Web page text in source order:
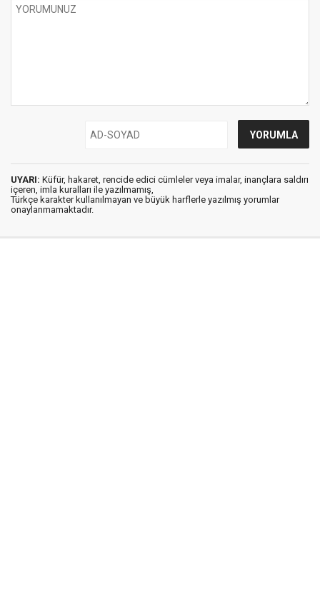
UYARI: Küfür, hakaret, rencide edici cümleler veya imalar, inançlara saldırı
içeren, imla kuralları ile yazılmamış,
Türkçe karakter kullanılmayan ve büyük harflerle yazılmış yorumlar
onaylanmamaktadır.